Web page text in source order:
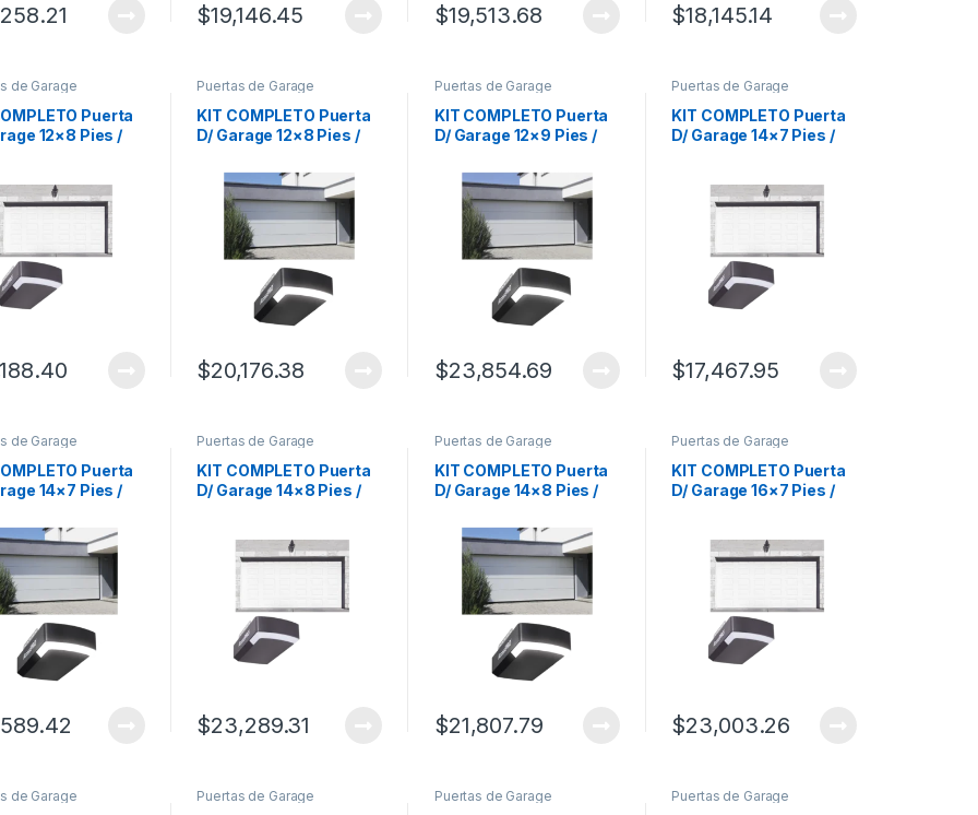
$19,146.45 $19,513.68 $18,145.14
de Garage
Puerta
12×8 Pies /
Motor
/ 1/2HP /
Silencioso/Luz
DC .
Puertas de Garage
KIT COMPLETO Puerta
D/ Garage 12×8 Pies /
Color blanco / Insulada /
Incluye Motor
FS1000APPRT / 1/2HP /
Fuerte/Silencioso/Luz
LED/Motor DC .
$20,176.38
Puertas de Garage
KIT COMPLETO Puerta
D/ Garage 12×9 Pies /
Color blanco / Insulada /
Incluye Motor
FS1000APPRT / 1/2HP /
Fuerte/Silencioso/Luz
LED/Motor DC .
$23,854.69
Puertas de Garage
KIT COMPLETO Puerta
D/ Garage 14×7 Pies /
Incluye Motor
FS1000APPRT / 1/2HP /
Fuerte/Silencioso/Luz
LED/Motor DC .
$17,467.95
de Garage
Puerta
14×7 Pies /
blanco / Insulada /
Motor
/ 1/2HP /
Silencioso/Luz
DC .
Puertas de Garage
KIT COMPLETO Puerta
D/ Garage 14×8 Pies /
Incluye Motor
FS1000APPRT / 1/2HP /
Fuerte/Silencioso/Luz
LED/Motor DC .
$23,289.31
Puertas de Garage
KIT COMPLETO Puerta
D/ Garage 14×8 Pies /
Color blanco / Insulada /
Incluye Motor
FS1000APPRT / 1/2HP /
Fuerte/Silencioso/Luz
LED/Motor DC .
$21,807.79
Puertas de Garage
KIT COMPLETO Puerta
D/ Garage 16×7 Pies /
Incluye Motor
FS1000APPRT / 1/2HP /
Fuerte/Silencioso/Luz
LED/Motor DC .
$23,003.26
de Garage Puertas de Garage Puertas de Garage Puertas de Garage